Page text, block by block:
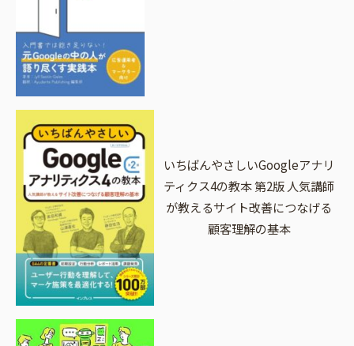
いちばんやさしいGoogleアナリ
ティクス4の教本 第2版 人気講師
が教えるサイト改善につなげる
顧客理解の基本